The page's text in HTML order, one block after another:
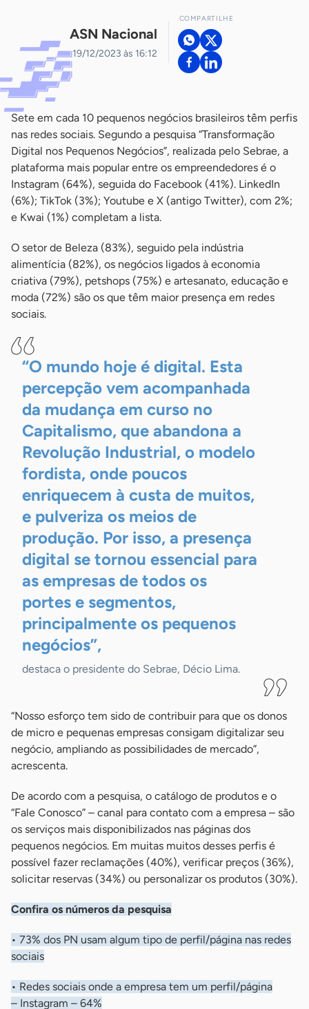
ASN Nacional
19/12/2023 às 16:12
COMPARTILHE
Sete em cada 10 pequenos negócios brasileiros têm perfis
nas redes sociais. Segundo a pesquisa “Transformação
Digital nos Pequenos Negócios”, realizada pelo Sebrae, a
plataforma mais popular entre os empreendedores é o
Instagram (64%), seguida do Facebook (41%). LinkedIn
(6%); TikTok (3%); Youtube e X (antigo Twitter), com 2%;
e Kwai (1%) completam a lista.
O setor de Beleza (83%), seguido pela indústria
alimentícia (82%), os negócios ligados à economia
criativa (79%), petshops (75%) e artesanato, educação e
moda (72%) são os que têm maior presença em redes
sociais.
“O mundo hoje é digital. Esta
percepção vem acompanhada
da mudança em curso no
Capitalismo, que abandona a
Revolução Industrial, o modelo
fordista, onde poucos
enriquecem à custa de muitos,
e pulveriza os meios de
produção. Por isso, a presença
digital se tornou essencial para
as empresas de todos os
portes e segmentos,
principalmente os pequenos
negócios”,
destaca o presidente do Sebrae, Décio Lima.
“Nosso esforço tem sido de contribuir para que os donos
de micro e pequenas empresas consigam digitalizar seu
negócio, ampliando as possibilidades de mercado”,
acrescenta.
De acordo com a pesquisa, o catálogo de produtos e o
“Fale Conosco” – canal para contato com a empresa – são
os serviços mais disponibilizados nas páginas dos
pequenos negócios. Em muitas muitos desses perfis é
possível fazer reclamações (40%), verificar preços (36%),
solicitar reservas (34%) ou personalizar os produtos (30%).
Confira os números da pesquisa
• 73% dos PN usam algum tipo de perfil/página nas redes
sociais
• Redes sociais onde a empresa tem um perfil/página
– Instagram – 64%